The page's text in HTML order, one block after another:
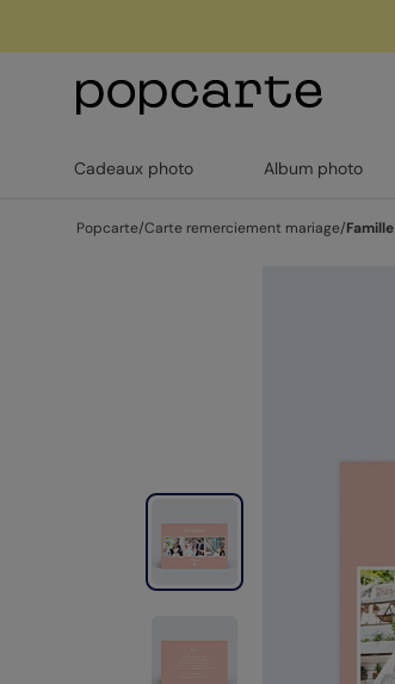
Cadeaux photo Album photo
Popcarte/Carte remerciement mariage/Famille